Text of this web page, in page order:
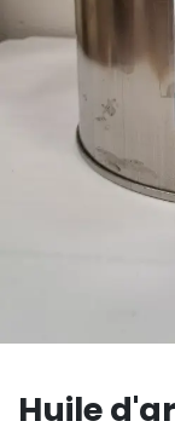
Huile